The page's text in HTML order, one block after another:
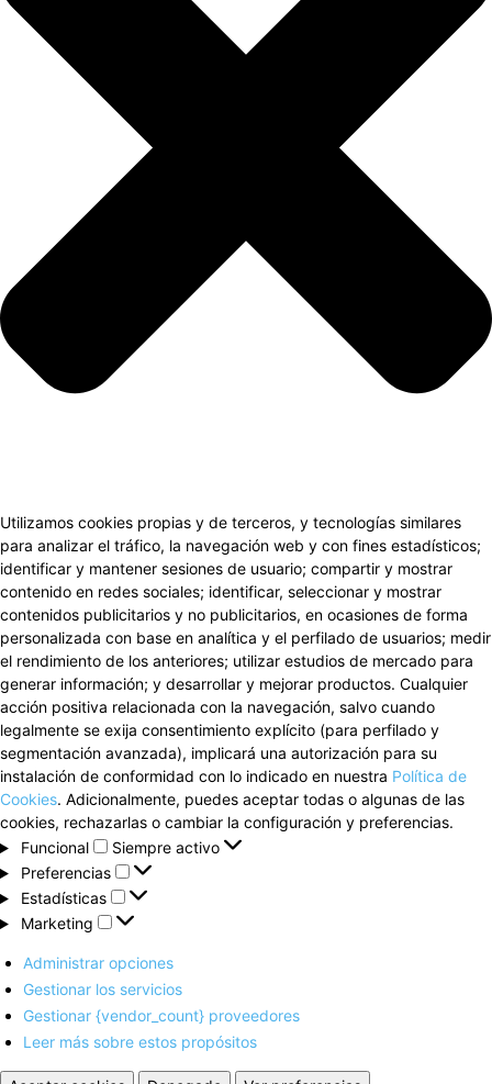
Utilizamos cookies propias y de terceros, y tecnologías similares
para analizar el tráfico, la navegación web y con fines estadísticos;
identificar y mantener sesiones de usuario; compartir y mostrar
contenido en redes sociales; identificar, seleccionar y mostrar
contenidos publicitarios y no publicitarios, en ocasiones de forma
personalizada con base en analítica y el perfilado de usuarios; medir
el rendimiento de los anteriores; utilizar estudios de mercado para
generar información; y desarrollar y mejorar productos. Cualquier
acción positiva relacionada con la navegación, salvo cuando
legalmente se exija consentimiento explícito (para perfilado y
segmentación avanzada), implicará una autorización para su
instalación de conformidad con lo indicado en nuestra Política de
Cookies. Adicionalmente, puedes aceptar todas o algunas de las
cookies, rechazarlas o cambiar la configuración y preferencias.
Funcional
Funcional
Siempre activo
Preferencias
Preferencias
Estadísticas
Estadísticas
Marketing
Marketing
Administrar opciones
Gestionar los servicios
Gestionar {vendor_count} proveedores
Leer más sobre estos propósitos